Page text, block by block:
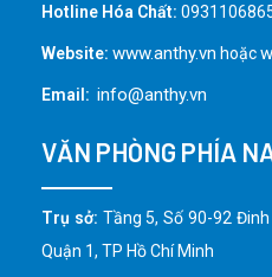
Hotline Hóa Chất:
Website: www.anthy.vn hoặc
Email: info@anthy.vn
VĂN PHÒNG PHÍA
Trụ sở: Tầng 5, Số 90-92
Quận 1, TP Hồ Chí Minh